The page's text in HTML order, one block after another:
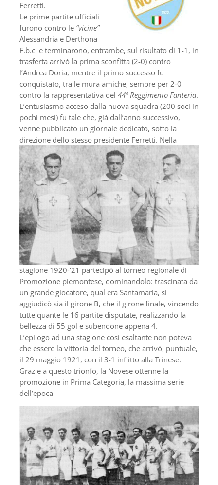
Ferretti.
Le prime partite ufficiali
furono contro le “vicine”
Alessandria e Derthona
F.b.c. e terminarono, entrambe, sul risultato di 1-1, in
trasferta arrivò la prima sconfitta (2-0) contro
l’Andrea Doria, mentre il primo successo fu
conquistato, tra le mura amiche, sempre per 2-0
contro la rappresentativa del 44º Reggimento Fanteria.
L’entusiasmo acceso dalla nuova squadra (200 soci in
pochi mesi) fu tale che, già dall’anno successivo,
venne pubblicato un giornale dedicato, sotto la
direzione dello stesso presidente Ferretti. Nella
stagione 1920-‘21 partecipò al torneo regionale di
Promozione piemontese, dominandolo: trascinata da
un grande giocatore, qual era Santamaria, si
aggiudicò sia il girone B, che il girone finale, vincendo
tutte quante le 16 partite disputate, realizzando la
bellezza di 55 gol e subendone appena 4.
L’epilogo ad una stagione così esaltante non poteva
che essere la vittoria del torneo, che arrivò, puntuale,
il 29 maggio 1921, con il 3-1 inflitto alla Trinese.
Grazie a questo trionfo, la Novese ottenne la
promozione in Prima Categoria, la massima serie
dell’epoca.